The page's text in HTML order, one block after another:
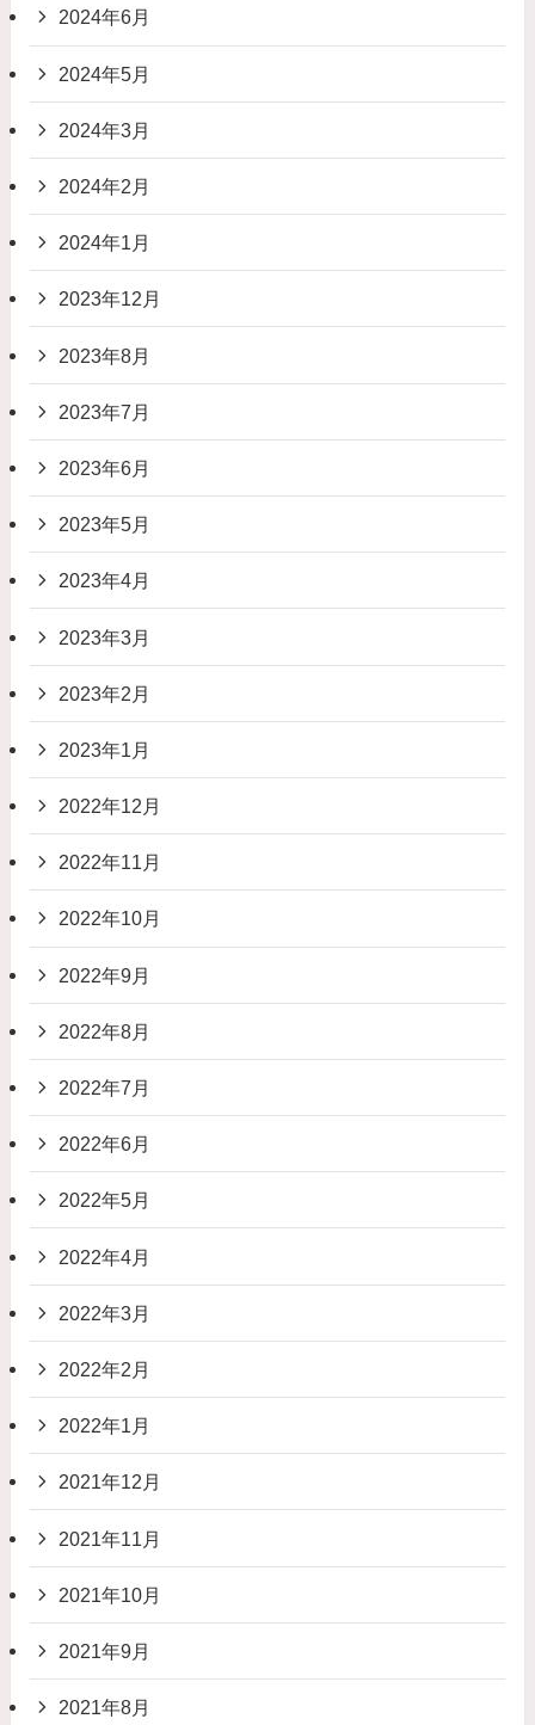
2024年6月
2024年5月
2024年3月
2024年2月
2024年1月
2023年12月
2023年8月
2023年7月
2023年6月
2023年5月
2023年4月
2023年3月
2023年2月
2023年1月
2022年12月
2022年11月
2022年10月
2022年9月
2022年8月
2022年7月
2022年6月
2022年5月
2022年4月
2022年3月
2022年2月
2022年1月
2021年12月
2021年11月
2021年10月
2021年9月
2021年8月